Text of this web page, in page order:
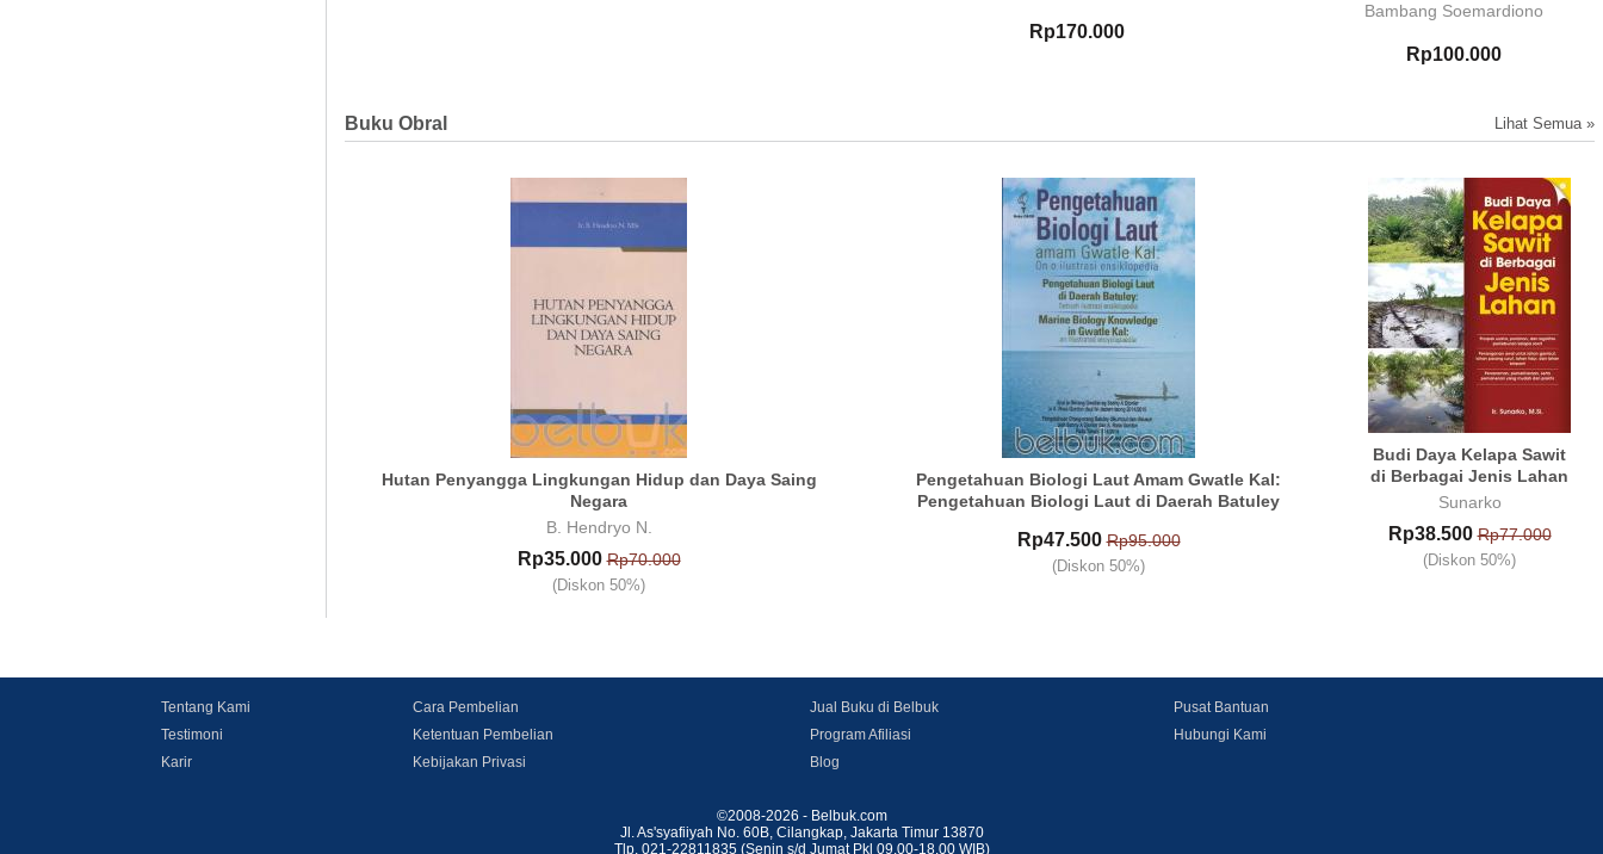
Rp170.000
Bambang Soemardiono
Rp100.000
Buku Obral Lihat Semua »
Hutan Penyangga Lingkungan Hidup dan Daya Saing
Negara
B. Hendryo N.
Rp35.000 Rp70.000
(Diskon 50%)
Pengetahuan Biologi Laut Amam Gwatle Kal:
Pengetahuan Biologi Laut di Daerah Batuley
Rp47.500 Rp95.000
(Diskon 50%)
Budi Daya Kelapa Sawit
di Berbagai Jenis Lahan
Sunarko
Rp38.500 Rp77.000
(Diskon 50%)
Tentang Kami
Testimoni
Karir
Cara Pembelian
Ketentuan Pembelian
Kebijakan Privasi
Jual Buku di Belbuk
Program Afiliasi
Blog
Pusat Bantuan
Hubungi Kami
©2008-2026 - Belbuk.com
Jl. As'syafiiyah No. 60B, Cilangkap, Jakarta Timur 13870
Tlp. 021-22811835 (Senin s/d Jumat Pkl 09.00-18.00 WIB)